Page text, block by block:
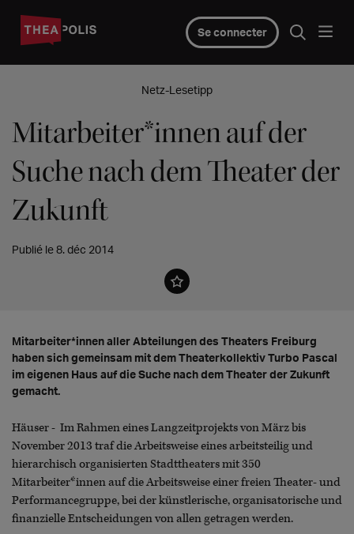
Se connecter
Netz-Lesetipp
Mitarbeiter*innen auf der
Suche nach dem Theater der
Zukunft
Publié le 8. déc 2014
Mitarbeiter*innen aller Abteilungen des Theaters Freiburg
haben sich gemeinsam mit dem Theaterkollektiv Turbo Pascal
im eigenen Haus auf die Suche nach dem Theater der Zukunft
gemacht.
Häuser - Im Rahmen eines Langzeitprojekts von März bis
November 2013 traf die Arbeitsweise eines arbeitsteilig und
hierarchisch organisierten Stadttheaters mit 350
Mitarbeiter*innen auf die Arbeitsweise einer freien Theater- und
Performancegruppe, bei der künstlerische, organisatorische und
finanzielle Entscheidungen von allen getragen werden.